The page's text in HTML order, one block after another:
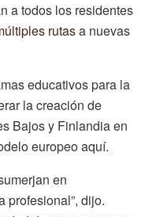
a todos los residentes
rutasa nuevas
educativos para la
la creación de
Bajos y Finlandia en
europeo aquí.
en
profesional”, dijo.